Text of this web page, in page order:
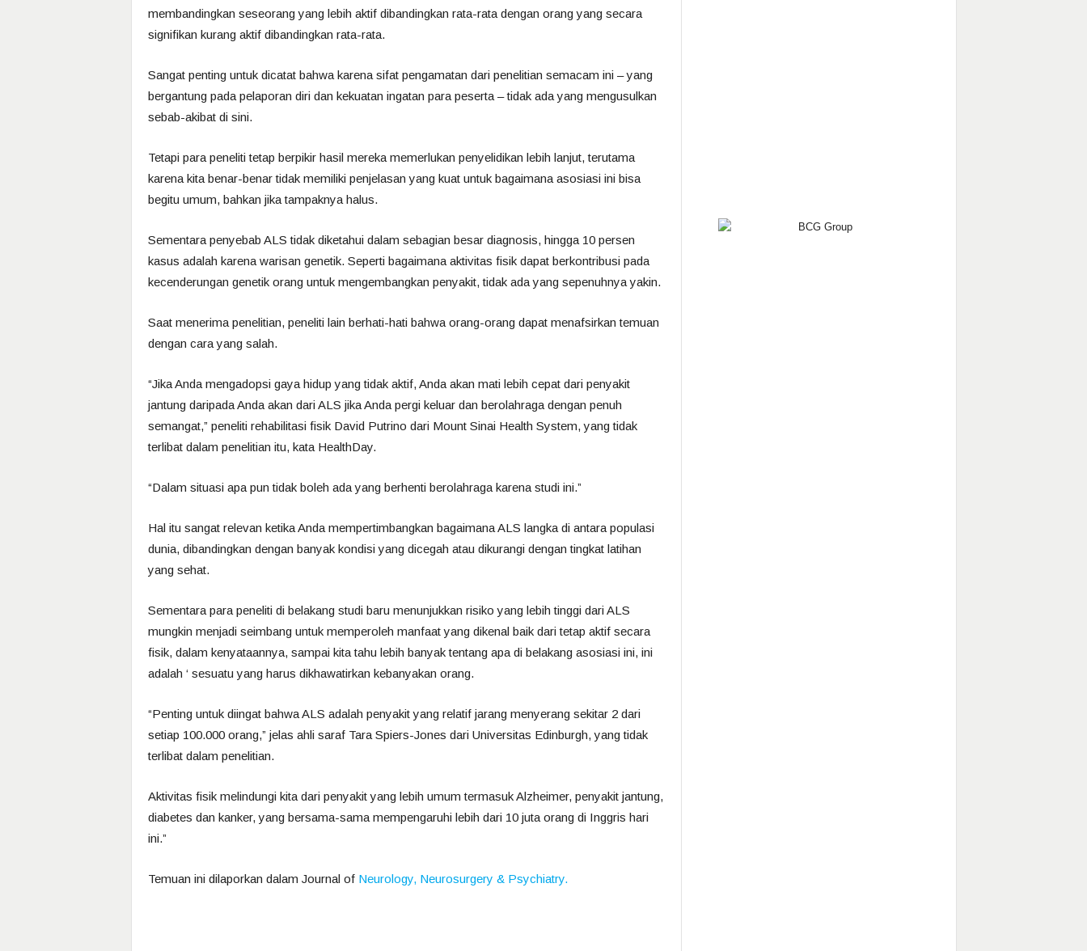
membandingkan seseorang yang lebih aktif dibandingkan rata-rata dengan orang yang secara
signifikan kurang aktif dibandingkan rata-rata.
Sangat penting untuk dicatat bahwa karena sifat pengamatan dari penelitian semacam ini – yang
bergantung pada pelaporan diri dan kekuatan ingatan para peserta – tidak ada yang mengusulkan
sebab-akibat di sini.
Tetapi para peneliti tetap berpikir hasil mereka memerlukan penyelidikan lebih lanjut, terutama
karena kita benar-benar tidak memiliki penjelasan yang kuat untuk bagaimana asosiasi ini bisa
begitu umum, bahkan jika tampaknya halus.
Sementara penyebab ALS tidak diketahui dalam sebagian besar diagnosis, hingga 10 persen
kasus adalah karena warisan genetik. Seperti bagaimana aktivitas fisik dapat berkontribusi pada
kecenderungan genetik orang untuk mengembangkan penyakit, tidak ada yang sepenuhnya yakin.
Saat menerima penelitian, peneliti lain berhati-hati bahwa orang-orang dapat menafsirkan temuan
dengan cara yang salah.
“Jika Anda mengadopsi gaya hidup yang tidak aktif, Anda akan mati lebih cepat dari penyakit
jantung daripada Anda akan dari ALS jika Anda pergi keluar dan berolahraga dengan penuh
semangat,” peneliti rehabilitasi fisik David Putrino dari Mount Sinai Health System, yang tidak
terlibat dalam penelitian itu, kata HealthDay.
“Dalam situasi apa pun tidak boleh ada yang berhenti berolahraga karena studi ini.”
Hal itu sangat relevan ketika Anda mempertimbangkan bagaimana ALS langka di antara populasi
dunia, dibandingkan dengan banyak kondisi yang dicegah atau dikurangi dengan tingkat latihan
yang sehat.
Sementara para peneliti di belakang studi baru menunjukkan risiko yang lebih tinggi dari ALS
mungkin menjadi seimbang untuk memperoleh manfaat yang dikenal baik dari tetap aktif secara
fisik, dalam kenyataannya, sampai kita tahu lebih banyak tentang apa di belakang asosiasi ini, ini
adalah ‘ sesuatu yang harus dikhawatirkan kebanyakan orang.
“Penting untuk diingat bahwa ALS adalah penyakit yang relatif jarang menyerang sekitar 2 dari
setiap 100.000 orang,” jelas ahli saraf Tara Spiers-Jones dari Universitas Edinburgh, yang tidak
terlibat dalam penelitian.
Aktivitas fisik melindungi kita dari penyakit yang lebih umum termasuk Alzheimer, penyakit jantung,
diabetes dan kanker, yang bersama-sama mempengaruhi lebih dari 10 juta orang di Inggris hari
ini.”
Temuan ini dilaporkan dalam Journal of Neurology, Neurosurgery & Psychiatry.